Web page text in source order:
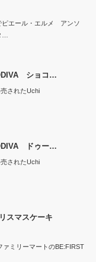
ピエール・エルメ アンソ
ショコ…
されたUchi
ドゥー…
されたUchi
リスマスケーキ
ァミリーマートのBE:FIRST